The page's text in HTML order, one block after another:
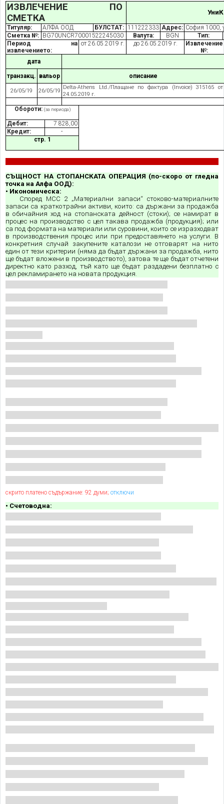
ИЗВЛЕЧЕНИЕ ПО
СМЕТКА
Титуляр: АЛФА ООД БУЛСТАТ: 111222333 Адрес: София 1000,
Сметка №:
BG70UNCR70001522245030 Валута: BGN Тип:
Период на
извлечението:
от 26.05.2019 г. до 26.05.2019 г.
Извлечение
№:
дата
транзакц. вальор описание
26/05/19 26/05/19
Delta-Athens Ltd./Плащане по фактура (Invoice) 315165 от
24.05.2019 г.
Обороти: (за периода)
Дебит:
7 828,00
Кредит:
-
стр. 1
СЪЩНОСТ НА СТОПАНСКАТА ОПЕРАЦИЯ (по-скоро от гледна
точка на Алфа ООД):
• Икономическа:
Според МСС 2 „Материални запаси“ стоково-материалните
запаси са краткотрайни активи, които: са държани за продажба
в обичайния ход на стопанската дейност (стоки); се намират в
процес на производство с цел такава продажба (продукция); или
са под формата на материали или суровини, които се изразходват
в производствения процес или при предоставянето на услуги. В
конкретния случай закупените каталози не отговарят на нито
един от тези критерии (няма да бъдат държани за продажба, нито
ще бъдат вложени в производството), затова те ще бъдат отчетени
директно като разход, тъй като ще бъдат раздадени безплатно с
цел рекламирането на новата продукция.
скрито платено съдържание: 92 думи; отключи
• Счетоводна: